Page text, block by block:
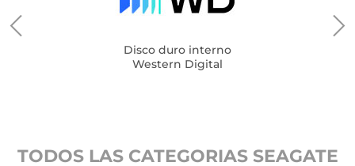
Disco duro interno
Western Digital
TODOS LAS CATEGORIAS SEAGATE